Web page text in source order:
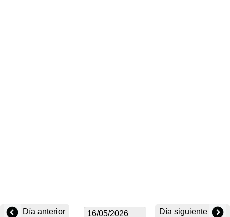
Día anterior Día siguiente